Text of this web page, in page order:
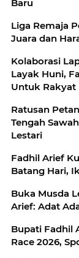
Baru
Liga Remaja
Juara dan
Kolaborasi
Layak Huni,
Untuk Rakyat
Ratusan
Tengah
Lestari
Fadhil Arief
Batang Hari,
Buka Musda
Arief: Adat
Bupati Fadhil
Race 2026,